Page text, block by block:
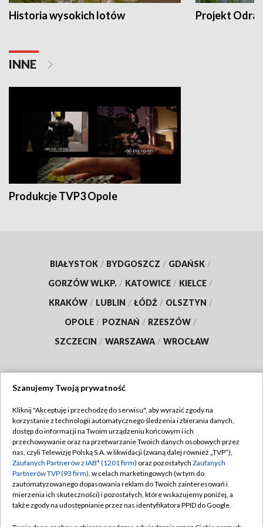
Historia wysokich lotów Projekt Odra
INNE
Produkcje TVP3 Opole
BIAŁYSTOK / BYDGOSZCZ / GDAŃSK /
GORZÓW WLKP. / KATOWICE / KIELCE /
KRAKÓW / LUBLIN / ŁÓDŹ / OLSZTYN /
OPOLE / POZNAŃ / RZESZÓW /
SZCZECIN / WARSZAWA / WROCŁAW
TVP
Abonament TVP
Emisja w TVP
Centrum informacji TVP
Naziemna Telewizja Cyfrowa
Regulamin TVP
Polityka prywatności
Moje zgody
Pomoc
Szanujemy Twoją prywatność
Kliknij "Akceptuję i przechodzę do serwisu", aby wyrazić zgody na
korzystanie z technologii automatycznego śledzenia i zbierania danych,
dostęp do informacji na Twoim urządzeniu końcowym i ich
przechowywanie oraz na przetwarzanie Twoich danych osobowych przez
nas, czyli Telewizję Polską S.A. w likwidacji (zwaną dalej również „TVP”),
Zaufanych Partnerów z IAB* (1201 firm) oraz pozostałych Zaufanych
Partnerów TVP (93 firm), w celach marketingowych (w tym do
zautomatyzowanego dopasowania reklam do Twoich zainteresowań i
mierzenia ich skuteczności) i pozostałych, które wskazujemy poniżej, a
także zgody na udostępnianie przez nas identyfikatora PPID do Google.